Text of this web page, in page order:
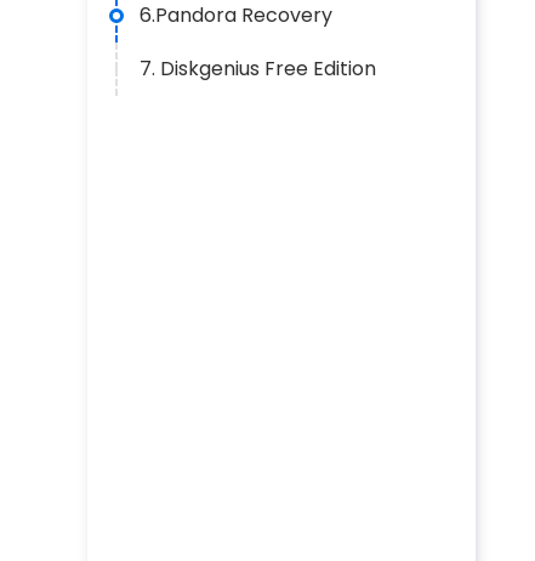
6.Pandora Recovery
7. Diskgenius Free Edition